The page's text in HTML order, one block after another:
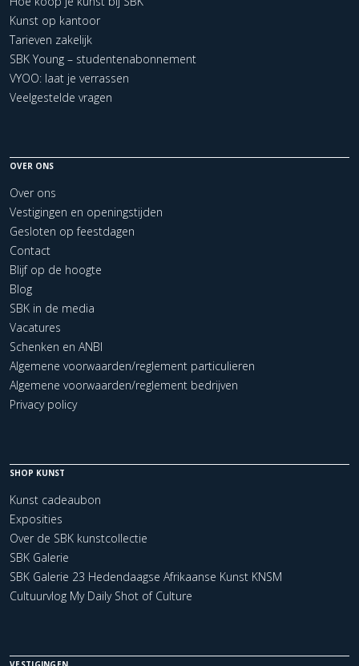
Kunst op kantoor
Tarieven zakelijk
SBK Young – studentenabonnement
VYOO: laat je verrassen
Veelgestelde vragen
OVER ONS
Over ons
Vestigingen en openingstijden
Gesloten op feestdagen
Contact
Blijf op de hoogte
Blog
SBK in de media
Vacatures
Schenken en ANBI
Algemene voorwaarden/reglement particulieren
Algemene voorwaarden/reglement bedrijven
Privacy policy
SHOP KUNST
Kunst cadeaubon
Exposities
Over de SBK kunstcollectie
SBK Galerie
SBK Galerie 23 Hedendaagse Afrikaanse Kunst KNSM
Cultuurvlog My Daily Shot of Culture